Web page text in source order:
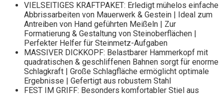
VIELSEITIGES KRAFTPAKET: Erledigt mühelos einfache
Abbrissarbeiten von Mauerwerk & Gestein | Ideal zum
Antreiben von Hand geführten Meißeln | Zur
Formatierung & Gestaltung von Steinoberflächen |
Perfekter Helfer für Steinmetz-Aufgaben
MASSIVER DICKKOPF: Belastbarer Hammerkopf mit
quadratischen & geschliffenen Bahnen sorgt für enorme
Schlagkraft | Große Schlagfläche ermöglicht optimale
Ergebnisse | Gefertigt aus robustem Stahl
FEST IM GRIFF: Besonders komfortabler Stiel aus